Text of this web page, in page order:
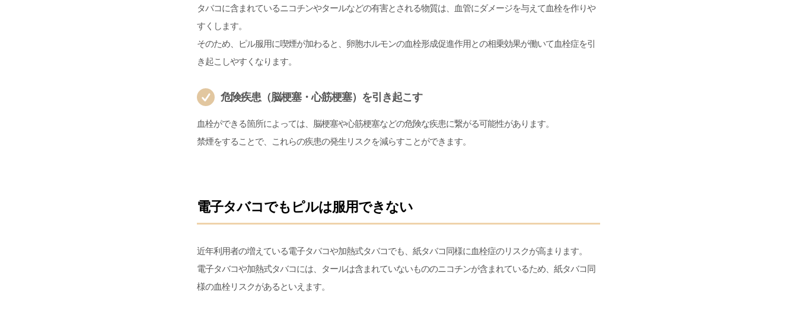
タバコに含まれているニコチンやタールなどの有害とされる物質は、血管にダメージを与えて血栓を作りや
すくします。
そのため、ピル服用に喫煙が加わると、卵胞ホルモンの血栓形成促進作用との相乗効果が働いて血栓症を引
き起こしやすくなります。
危険疾患（脳梗塞・心筋梗塞）を引き起こす
血栓ができる箇所によっては、脳梗塞や心筋梗塞などの危険な疾患に繋がる可能性があります。
禁煙をすることで、これらの疾患の発生リスクを減らすことができます。
電子タバコでもピルは服用できない
近年利用者の増えている電子タバコや加熱式タバコでも、紙タバコ同様に血栓症のリスクが高まります。
電子タバコや加熱式タバコには、タールは含まれていないもののニコチンが含まれているため、紙タバコ同
様の血栓リスクがあるといえます。